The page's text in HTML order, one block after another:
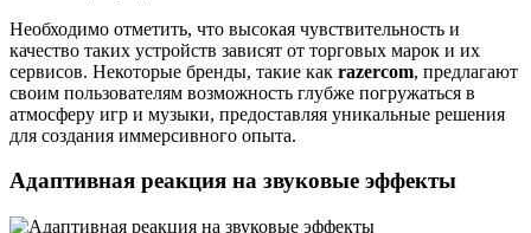
Необходимо отметить, что высокая чувствительность и
качество таких устройств зависят от торговых марок и их
сервисов. Некоторые бренды, такие как razercom, предлагают
своим пользователям возможность глубже погружаться в
атмосферу игр и музыки, предоставляя уникальные решения
для создания иммерсивного опыта.
Адаптивная реакция на звуковые эффекты